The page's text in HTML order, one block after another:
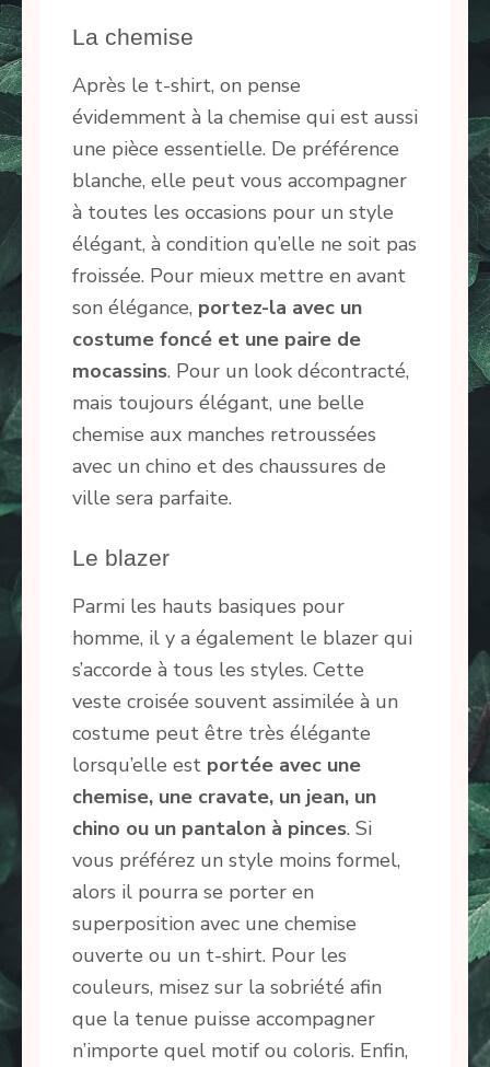
La chemise
Après le t-shirt, on pense
évidemment à la chemise qui est aussi
une pièce essentielle. De préférence
blanche, elle peut vous accompagner
à toutes les occasions pour un style
élégant, à condition qu’elle ne soit pas
froissée. Pour mieux mettre en avant
son élégance, portez-la avec un
costume foncé et une paire de
mocassins. Pour un look décontracté,
mais toujours élégant, une belle
chemise aux manches retroussées
avec un chino et des chaussures de
ville sera parfaite.
Le blazer
Parmi les hauts basiques pour
homme, il y a également le blazer qui
s’accorde à tous les styles. Cette
veste croisée souvent assimilée à un
costume peut être très élégante
lorsqu’elle est portée avec une
chemise, une cravate, un jean, un
chino ou un pantalon à pinces. Si
vous préférez un style moins formel,
alors il pourra se porter en
superposition avec une chemise
ouverte ou un t-shirt. Pour les
couleurs, misez sur la sobriété afin
que la tenue puisse accompagner
n’importe quel motif ou coloris. Enfin,